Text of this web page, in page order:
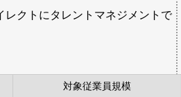
レクトにタレントマネジメントで
対象従業員規模